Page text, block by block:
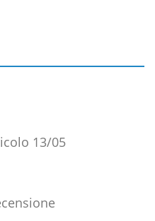
13/05